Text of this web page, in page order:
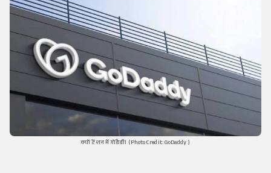
क्यों टेंशन में गोडैडी। (Photo Credit: GoDaddy )